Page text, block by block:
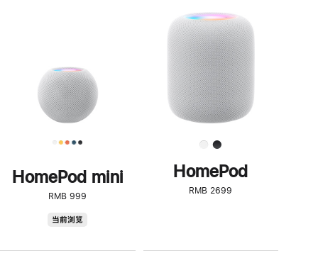
HomePod mini
RMB 999
当前浏览
步
了
解
HomePod<
HomePod
RMB 2699